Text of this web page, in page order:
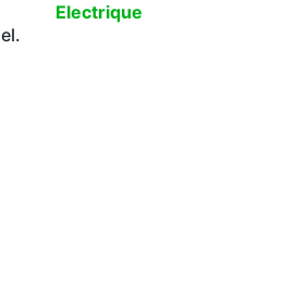
Electrique